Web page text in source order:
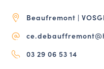
Beaufremont |
03 29 06 53 14